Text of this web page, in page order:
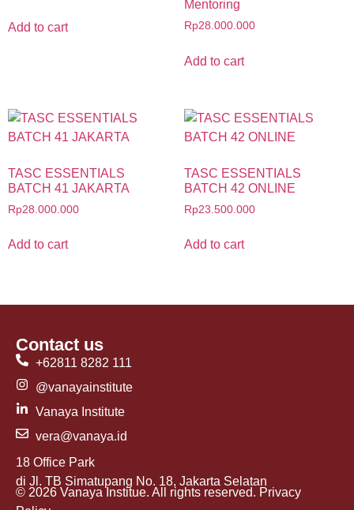
Add to cart
Mentoring
Rp28.000.000
Add to cart
TASC ESSENTIALS
BATCH 41 JAKARTA
Rp28.000.000
Add to cart
TASC ESSENTIALS
BATCH 42 ONLINE
Rp23.500.000
Add to cart
Contact us
+62811 8282 111
@vanayainstitute
Vanaya Institute
vera@vanaya.id
18 Office Park
di Jl. TB Simatupang No. 18, Jakarta Selatan
© 2026 Vanaya Institue. All rights reserved. Privacy